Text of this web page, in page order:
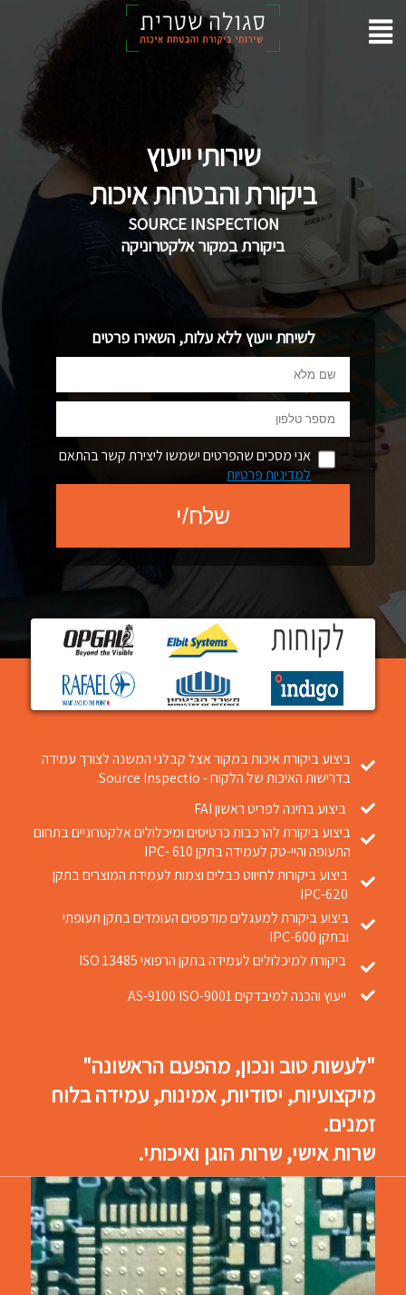
ביצוע ביקורת איכות במקור אצל קבלני המשנה לצורך עמידה
בדרישות האיכות של הלקוח - Source Inspectio.
ביצוע בחינה לפריט ראשון FAI
ביצוע ביקורת להרכבות כרטיסים ומיכלולים אלקטרוניים בתחום
התעופה והיי-טק לעמידה בתקן IPC- 610
ביצוע ביקורות לחיווט כבלים וצמות לעמידת המוצרים בתקן
IPC-620
ביצוע ביקורת למעגלים מודפסים העומדים בתקן תעופתי
ובתקן IPC-600
ביקורת למיכלולים לעמידה בתקן הרפואי ISO 13485
ייעוץ והכנה למיבדקים AS-9100 ISO-9001
"לעשות טוב ונכון, מהפעם הראשונה"
מיקצועיות, יסודיות, אמינות, עמידה בלוח
זמנים.
שרות אישי, שרות הוגן ואיכותי.
שירותי ייעוץ
ביקורת והבטחת איכות
SOURCE INSPECTION
ביקורת במקור אלקטרוניקה
לשיחת ייעוץ ללא עלות, השאירו פרטים
אני מסכים שהפרטים ישמשו ליצירת קשר בהתאם
למדיניות פרטיות